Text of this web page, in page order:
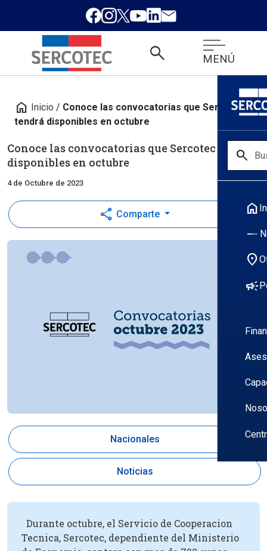
search MENÚ
search
home
location_on
campaign
home Inicio / Conoce las convocatorias que Sercotec
tendrá disponibles en octubre
Conoce las convocatorias que Sercotec tendrá
disponibles en octubre
4 de Octubre de 2023
share Comparte
Nacionales
Noticias
Durante octubre, el Servicio de Cooperacion
Tecnica, Sercotec, dependiente del Ministerio